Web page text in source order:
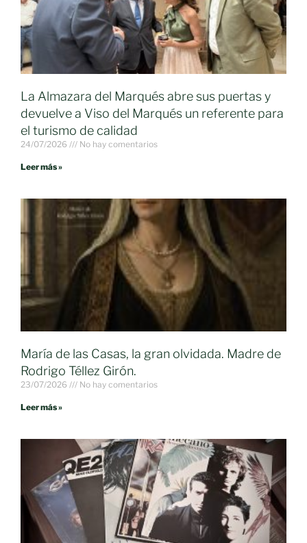
La Almazara del Marqués abre sus puertas y
devuelve a Viso del Marqués un referente para
el turismo de calidad
24/07/2026 No hay comentarios
Leer más »
María de las Casas, la gran olvidada. Madre de
Rodrigo Téllez Girón.
23/07/2026 No hay comentarios
Leer más »